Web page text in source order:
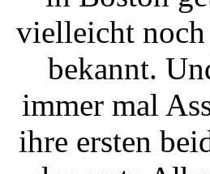
vielleicht noch
bekannt.
immer mal
ihre ersten